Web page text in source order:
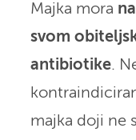
Majka mora
svom
antibiotike.
majka doji ne